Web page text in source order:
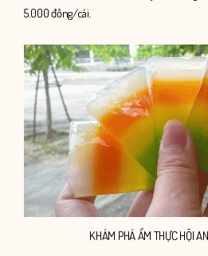
5.000 đồng/cái.
KHÁM PHÁ ẨM THỰC HỘI